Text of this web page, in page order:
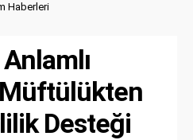
Haberleri
Müftülükten
Desteği